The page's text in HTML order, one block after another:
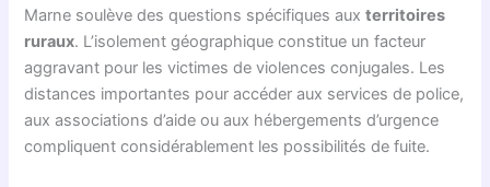
Marne soulève des questions spécifiques auxterritoires
ruraux. L’isolement géographique constitue un facteur
aggravant pour les victimes de violences conjugales. Les
distances importantes pour accéder aux services de police,
aux associations d’aide ou aux hébergements d’urgence
compliquent considérablement les possibilités de fuite.